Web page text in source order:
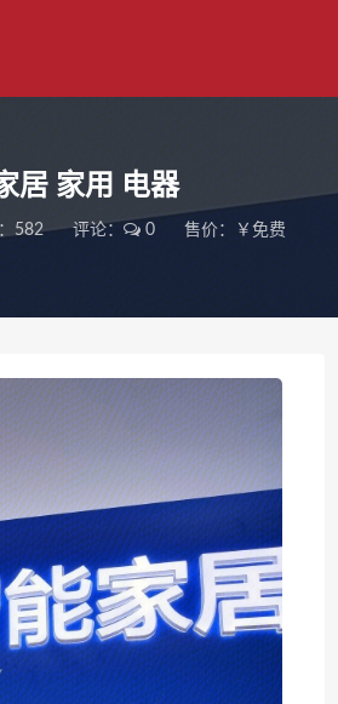
居 家用 电器
582 评论： 0 售价：￥免费